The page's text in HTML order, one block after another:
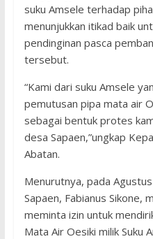
suku Amsele terhadap
menunjukkan itikad baik
pendinginan pasca
tersebut.
“Kami dari suku Amsele
pemutusan pipa mata air
sebagai bentuk protes
desa Sapaen,”ungkap
Abatan.
Menurutnya, pada
Sapaen, Fabianus Sikone,
meminta izin untuk
Mata Air Oesiki milik Suku